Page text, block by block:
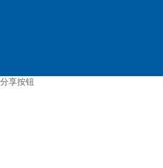
分享按钮